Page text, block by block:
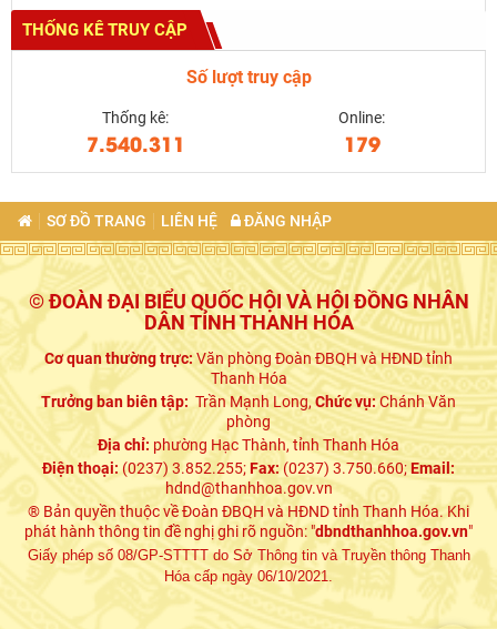
THỐNG KÊ TRUY CẬP
Số lượt truy cập
Thống kê:
7.540.311
Online:
179
SƠ ĐỒ TRANG LIÊN HỆ ĐĂNG NHẬP
© ĐOÀN ĐẠI BIỂU QUỐC HỘI VÀ HỘI ĐỒNG NHÂN
DÂN TỈNH THANH HÓA
Cơ quan thường trực:Văn phòng Đoàn ĐBQH và HĐND tỉnh
Thanh Hóa
Trưởng ban biên tập: Trần Mạnh Long,Chức vụ:Chánh Văn
phòng
Địa chỉ: phường Hạc Thành, tỉnh Thanh Hóa
Điện thoại: (0237) 3.852.255;Fax:(0237) 3.750.660;Email:
hdnd@thanhhoa.gov.vn
® Bản quyền thuộc về Đoàn ĐBQH và HĐND tỉnh Thanh Hóa. Khi
phát hành thông tin đề nghị ghi rõ nguồn: "dbndthanhhoa.gov.vn"
Giấy phép số 08/GP-STTTT do Sở Thông tin và Truyền thông Thanh
Hóa cấp ngày 06/10/2021.